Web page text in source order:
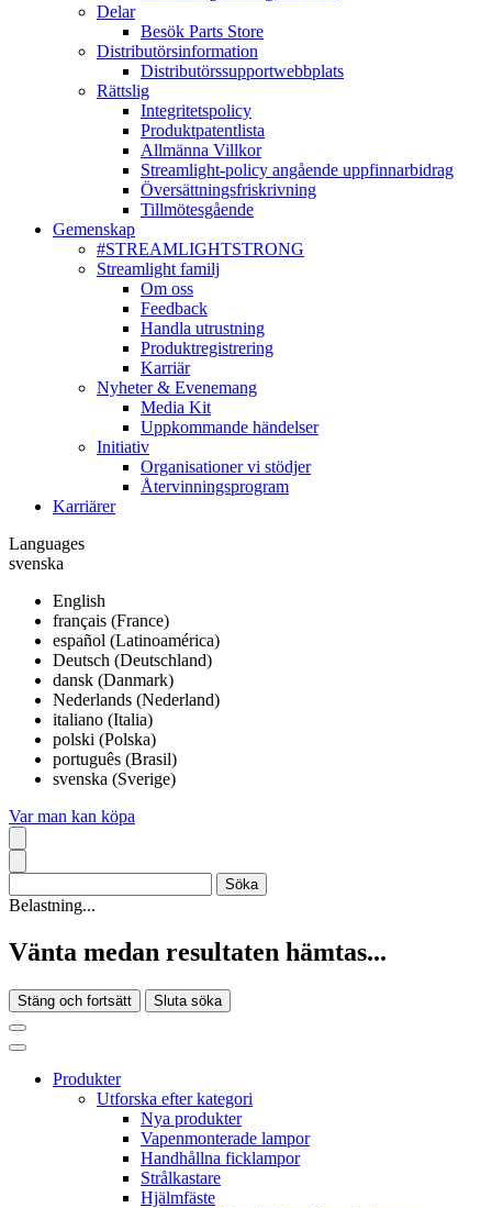
Delar
Besök Parts Store
Distributörsinformation
Distributörssupportwebbplats
Rättslig
Integritetspolicy
Produktpatentlista
Allmänna Villkor
Streamlight-policy angående uppfinnarbidrag
Översättningsfriskrivning
Tillmötesgående
Gemenskap
#STREAMLIGHTSTRONG
Streamlight familj
Om oss
Feedback
Handla utrustning
Produktregistrering
Karriär
Nyheter & Evenemang
Media Kit
Uppkommande händelser
Initiativ
Organisationer vi stödjer
Återvinningsprogram
Karriärer
Languages
svenska
English
français (France)
español (Latinoamérica)
Deutsch (Deutschland)
dansk (Danmark)
Nederlands (Nederland)
italiano (Italia)
polski (Polska)
português (Brasil)
svenska (Sverige)
Var man kan köpa
Belastning...
Vänta medan resultaten hämtas...
Stäng och fortsätt Sluta söka
Produkter
Utforska efter kategori
Nya produkter
Vapenmonterade lampor
Handhållna ficklampor
Strålkastare
Hjälmfäste